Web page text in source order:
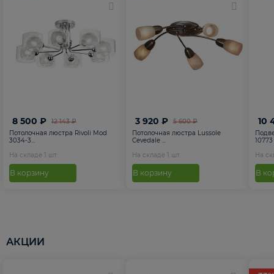
12 143 ₽
8 500 ₽
Потолочная люстра Rivoli Mod
3034-3...
На складе 1 шт
В корзину
5 600 ₽
3 920 ₽
Потолочная люстра Lussole
Cevedale ...
На складе 1 шт
В корзину
10
10773
На
В
АКЦИИ